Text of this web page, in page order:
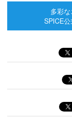
多彩
SPICE